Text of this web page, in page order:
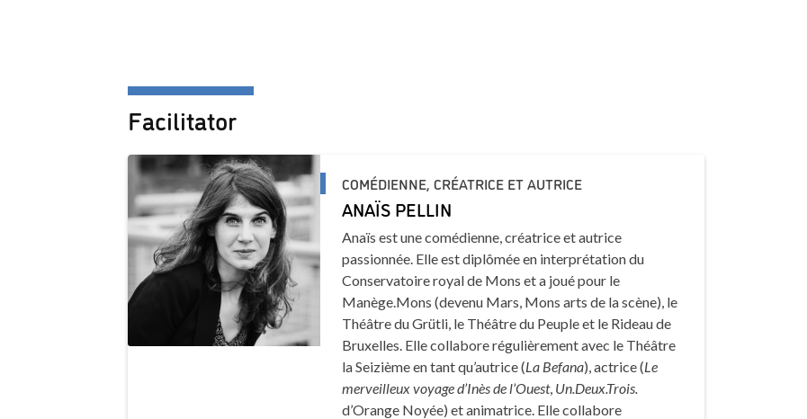
Facilitator
COMÉDIENNE, CRÉATRICE ET AUTRICE
ANAÏS PELLIN
Anaïs est une comédienne, créatrice et autrice
passionnée. Elle est diplômée en interprétation du
Conservatoire royal de Mons et a joué pour le
Manège.Mons (devenu Mars, Mons arts de la scène), le
Théâtre du Grütli, le Théâtre du Peuple et le Rideau de
Bruxelles. Elle collabore régulièrement avec le Théâtre
la Seizième en tant qu’autrice (La Befana), actrice (Le
merveilleux voyage d’Inès de l’Ouest, Un.Deux.Trois.
d’Orange Noyée) et animatrice. Elle collabore